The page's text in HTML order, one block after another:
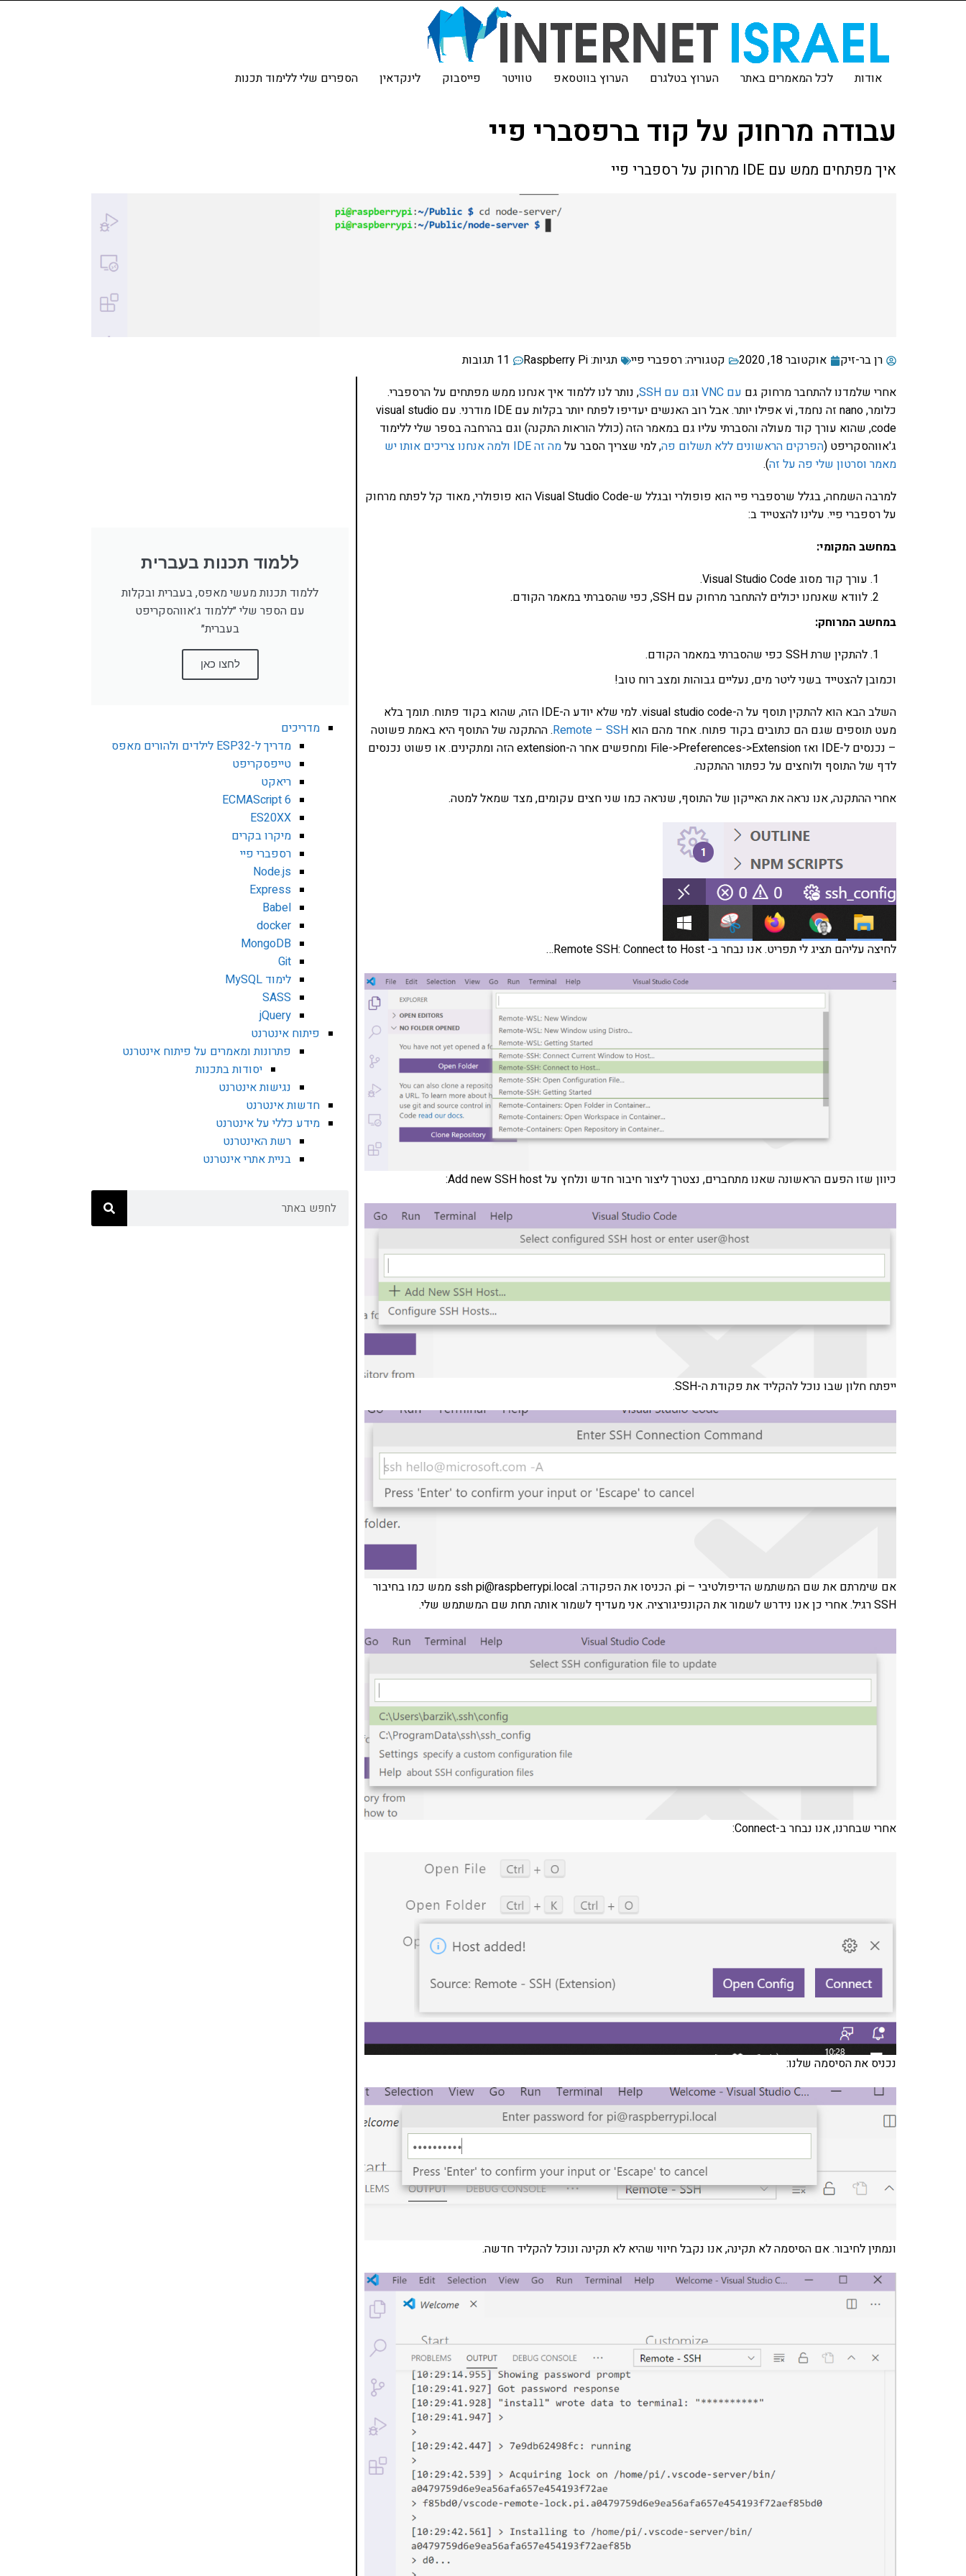
אודות לכל המאמרים באתר הערוץ בטלגרם הערוץ בווטסאפ טוויטר פייסבוק לינקדאין הספרים שלי ללימוד תכנות
עבודה מרחוק על קוד ברפסברי פיי
איך מפתחים ממש עם IDE מרחוק על רספברי פיי
רן בר-זיק אוקטובר 18, 2020 קטגוריה:רספברי פיי תגיות:Raspberry Pi
11 תגובות
אחרי שלמדנו להתחבר מרחוק גם עם VNC וגם עם SSH
, נותר לנו ללמוד איך אנחנו ממש מפתחים על הרספברי.
כלומר, nano זה נחמד, vi אפילו יותר. אבל רוב האנשים יעדיפו לפתח יותר בקלות עם IDE מודרני. עם visual studio
code, שהוא עורך קוד מעולה והסברתי עליו גם במאמר הזה (כולל הוראות התקנה) וגם בהרחבה בספר שלי ללימוד
ג'אווהסקריפט (הפרקים הראשונים ללא תשלום פה, למי שצריך הסבר על
מה זה IDE ולמה אנחנו צריכים אותו יש
מאמר וסרטון שלי פה על זה).
למרבה השמחה, בגלל שרספברי פיי הוא פופולרי ובגלל ש-Visual Studio Code הוא פופולרי, מאוד קל לפתח מרחוק
על רספברי פיי. עלינו להצטייד ב:
במחשב המקומי:
עורך קוד מסוג Visual Studio Code.
לוודא שאנחנו יכולים להתחבר מרחוק עם SSH, כפי שהסברתי במאמר הקודם.
במחשב המרוחק:
להתקין שרת SSH כפי שהסברתי במאמר הקודם.
וכמובן להצטייד בשני ליטר מים, נעליים גבוהות ומצב רוח טוב!
השלב הבא הוא להתקין תוסף על ה-visual studio code. למי שלא יודע ה-IDE הזה, שהוא בקוד פתוח. תומך בלא
מעט תוספים שגם הם כתובים בקוד פתוח. אחד מהם הוא Remote – SSH. ההתקנה של התוסף היא באמת פשוטה
– נכנסים ל-IDE ואז File->Preferences->Extension ומחפשים אחר ה-extension הזה ומתקינים. או פשוט נכנסים
לדף של התוסף ולוחצים על כפתור ההתקנה.
אחרי ההתקנה, אנו נראה את האייקון של התוסף, שנראה כמו שני חצים עקומים, מצד שמאל למטה.
לחיצה עליהם תציג לי תפריט. אנו נבחר ב- Remote SSH: Connect to Host…
כיוון שזו הפעם הראשונה שאנו מתחברים, נצטרך ליצור חיבור חדש ונלחץ על Add new SSH host:
ייפתח חלון שבו נוכל להקליד את פקודת ה-SSH.
אם שימרתם את שם המשתמש הדיפולטיבי – pi. הכניסו את הפקודה: ssh pi@raspberrypi.local ממש כמו בחיבור
SSH רגיל. אחרי כן אנו נידרש לשמור את הקונפיגורציה. אני מעדיף לשמור אותה תחת שם המשתמש שלי.
אחרי שבחרנו, אנו נבחר ב-Connect:
נכניס את הסיסמה שלנו:
ונמתין לחיבור. אם הסיסמה לא תקינה, אנו נקבל חיווי שהיא לא תקינה ונוכל להקליד חדשה.
ללמוד תכנות בעברית
ללמוד תכנות מעשי מאפס, בעברית ובקלות
עם הספר שלי ״ללמוד ג׳אווהסקריפט
בעברית״
לחצו כאן
מדריכים
מדריך ל-ESP32 לילדים ולהורים מאפס
טייפסקריפט
ריאקט
ECMAScript 6
ES20XX
מיקרו בקרים
רספברי פיי
Node.js
Express
Babel
docker
MongoDB
Git
לימוד MySQL
SASS
jQuery
פיתוח אינטרנט
פתרונות ומאמרים על פיתוח אינטרנט
יסודות בתכנות
נגישות אינטרנט
חדשות אינטרנט
מידע כללי על אינטרנט
רשת האינטרנט
בניית אתרי אינטרנט